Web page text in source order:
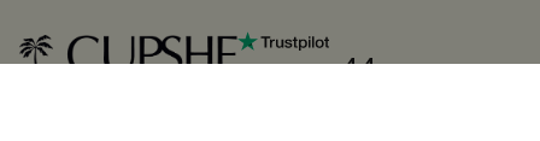
4.4